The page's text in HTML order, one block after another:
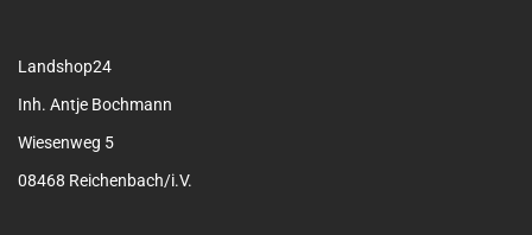
Landshop24
Inh. Antje Bochmann
Wiesenweg 5
08468 Reichenbach/i.V.